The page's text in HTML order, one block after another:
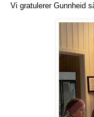
Vi gratulerer Gunnheid